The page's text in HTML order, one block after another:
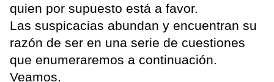
quien por supuesto está a favor.
Las suspicacias abundan y encuentran su
razón de ser en una serie de cuestiones
que enumeraremos a continuación.
Veamos.